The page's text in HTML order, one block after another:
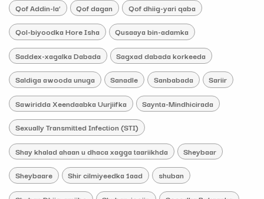
Qof Addin-la’ Qof dagan Qof dhiig-yari qaba
Qol-biyoodka Hore Isha Qusaaya bin-adamka
Saddex-xagalka Dabada Sagxad dabada korkeeda
Saldiga awooda unuga Sanadle Sanbabada Sariir
Sawiridda Xeendaabka Uurjiifka Saynta-Mindhicirada
Sexually Transmitted Infection (STI)
Shay khalad ahaan u dhaca xagga taariikhda Sheybaar
Sheybaare Shir cilmiyeedka 1aad shuban